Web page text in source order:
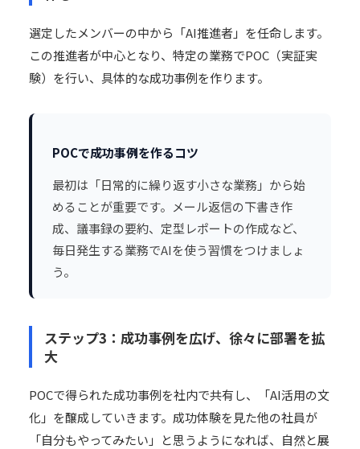
選定したメンバーの中から「AI推進者」を任命します。
この推進者が中心となり、特定の業務でPOC（実証実
験）を行い、具体的な成功事例を作ります。
POCで成功事例を作るコツ
最初は「日常的に繰り返す小さな業務」から始
めることが重要です。メール返信の下書き作
成、議事録の要約、定型レポートの作成など、
毎日発生する業務でAIを使う習慣をつけましょ
う。
ステップ3：成功事例を広げ、徐々に部署を拡
大
POCで得られた成功事例を社内で共有し、「AI活用の文
化」を醸成していきます。成功体験を見た他の社員が
「自分もやってみたい」と思うようになれば、自然と展